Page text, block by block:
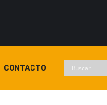
CONTACTO